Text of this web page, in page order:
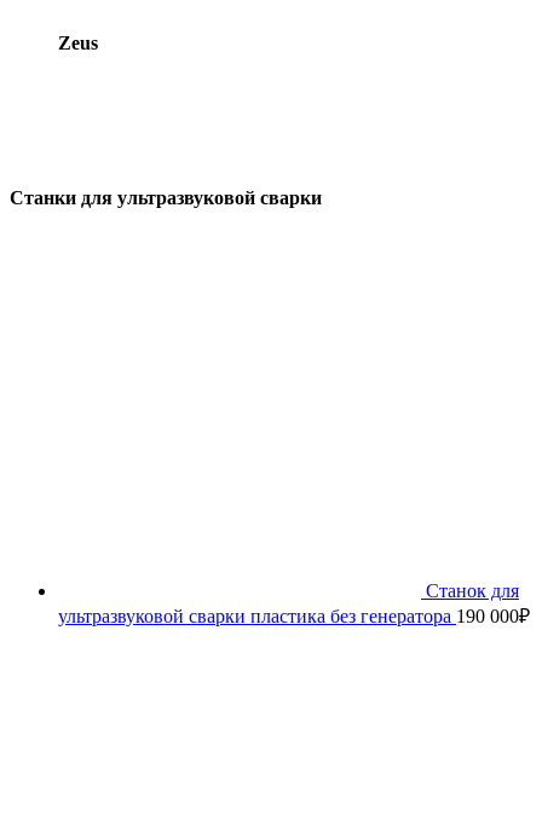
Zeus
Cтанки для ультразвуковой сварки
Станок для
ультразвуковой сварки пластика без генератора 190 000₽